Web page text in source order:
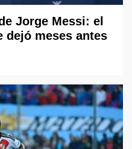
Jorge Messi: el
dejó meses antes